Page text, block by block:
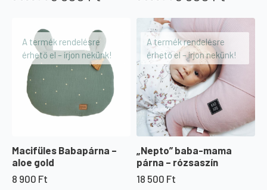
900 Ft.
300 Ft.
was:
900 Ft.
300 Ft.
A termék rendelésre
érhető el – írjon nekünk!
Macifüles Babapárna –
aloe gold
8 900 Ft
A termék rendelésre
érhető el – írjon nekünk!
„Nepto” baba-mama
párna – rózsaszín
18 500 Ft